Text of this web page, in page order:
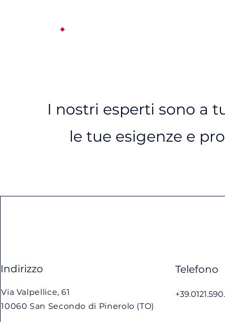
I nostri esperti sono a
le tue esigenze e
Indirizzo
Via Valpellice, 61
10060 San Secondo di Pinerolo (TO)
Telefono